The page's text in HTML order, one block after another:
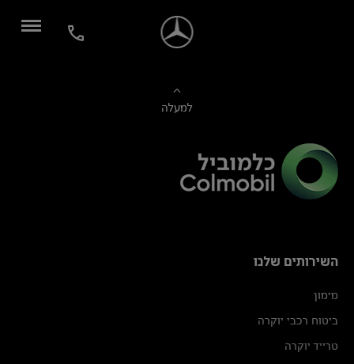
למעלה
השירותים שלנו
מימון
ביטוח רכבי יוקרה
טרייד יוקרה